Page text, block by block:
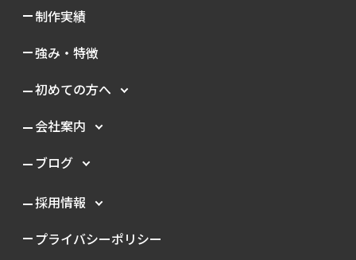
制作実績
強み・特徴
初めての方へ
会社案内
ブログ
採用情報
プライバシーポリシー